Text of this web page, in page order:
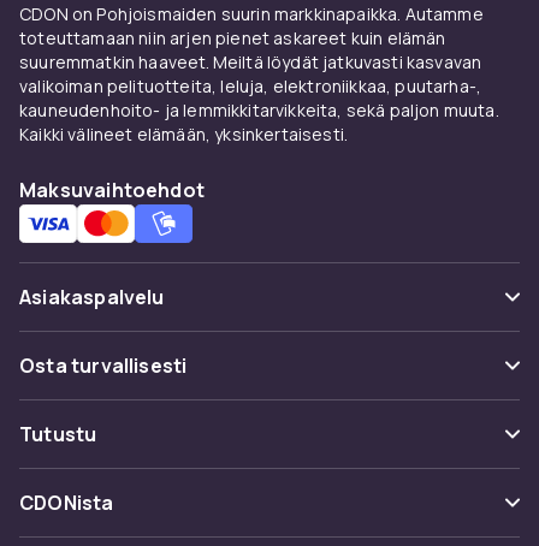
CDON on Pohjoismaiden suurin markkinapaikka. Autamme
toteuttamaan niin arjen pienet askareet kuin elämän
suuremmatkin haaveet. Meiltä löydät jatkuvasti kasvavan
valikoiman pelituotteita, leluja, elektroniikkaa, puutarha-,
kauneudenhoito- ja lemmikkitarvikkeita, sekä paljon muuta.
Kaikki välineet elämään, yksinkertaisesti.
Maksuvaihtoehdot
Asiakaspalvelu
Usein kysyttyä (UKK)
Seuraa pakettia
Ota yhteyttä
Osta turvallisesti
Maksuvaihtoehdot
Toimitus
Tutustu
Kategoriat
CDONista